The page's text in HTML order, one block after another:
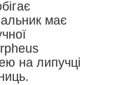
має
на липучці